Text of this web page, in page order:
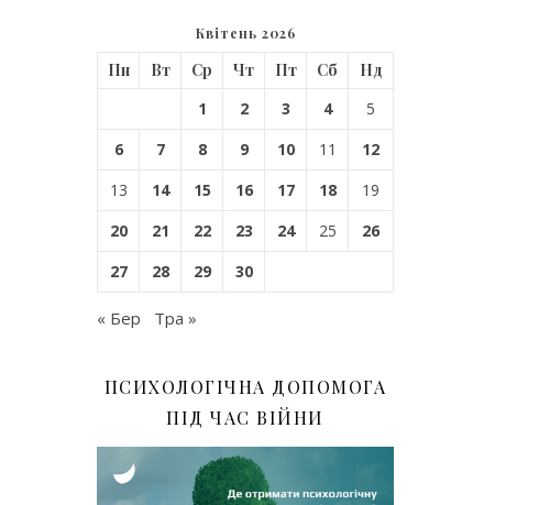
Квітень 2026
Пн Вт Ср Чт Пт Сб
Нд
1
2 3 4
5
6
7 8 9 10 11
12
13
14 15 16 17 18
19
20
21 22 23 24 25
26
27
28 29 30
« Бер Тра »
ПСИХОЛОГІЧНА ДОПОМОГА
ПІД ЧАС ВІЙНИ